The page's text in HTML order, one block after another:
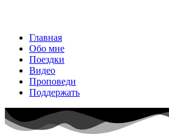
Главная
Обо мне
Поездки
Видео
Проповеди
Поддержать